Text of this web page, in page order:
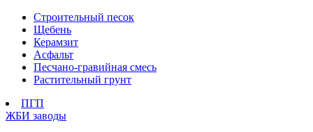
Строительный песок
Щебень
Керамзит
Асфальт
Песчано-гравийная смесь
Растительный грунт
ПГП
ЖБИ заводы